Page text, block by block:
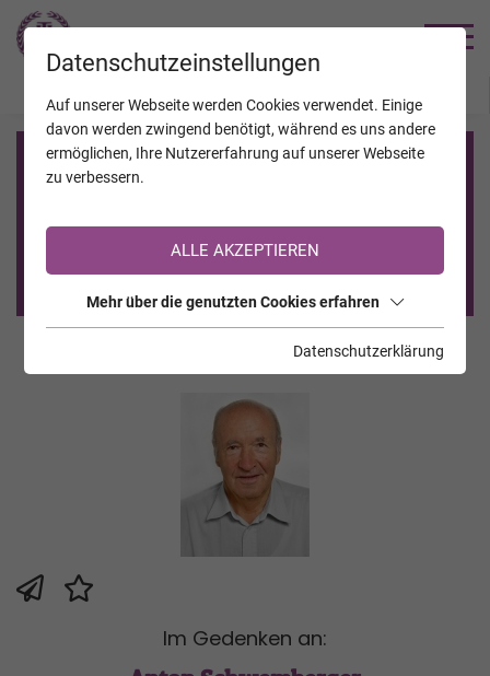
Registrierung auf TrauerHilfe.it
Sie sind noch nicht auf TrauerHilfe.it registriert?
>> zur kostenlosen Registrierung <<
Im Gedenken an:
Datenschutzeinstellungen
Auf unserer Webseite werden Cookies verwendet. Einige
davon werden zwingend benötigt, während es uns andere
ermöglichen, Ihre Nutzererfahrung auf unserer Webseite
zu verbessern.
ALLE AKZEPTIEREN
Mehr über die genutzten Cookies erfahren
Datenschutzerklärung
JAHRESTAGE KALENDER VERSTORBENE